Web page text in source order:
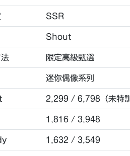
SSR
Shout
限定高級甄選
迷你偶像系列
2,299 / 6,798（未特
1,816 / 3,948
1,632 / 3,549